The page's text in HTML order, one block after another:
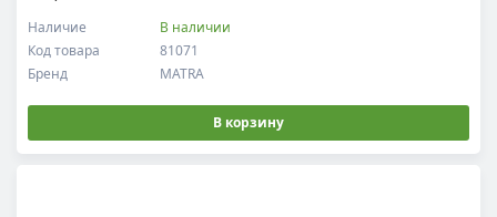
Код товара 81071
Наличие В наличии
Бренд MATRA
В корзину